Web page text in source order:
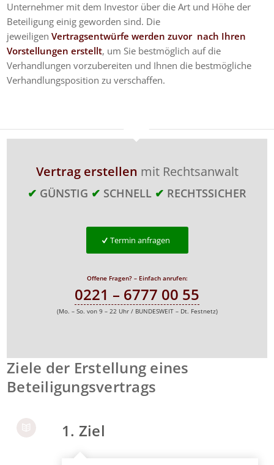
Unternehmer mit dem Investor über die Art und Höhe der
Beteiligung einig geworden sind. Die
jeweiligenVertragsentwürfe werden zuvor nach Ihren
Vorstellungen erstellt, um Sie bestmöglich auf die
Verhandlungen vorzubereiten und Ihnen die bestmögliche
Verhandlungsposition zu verschaffen.
Vertrag erstellen mit Rechtsanwalt
✔ GÜNSTIG ✔ SCHNELL ✔ RECHTSSICHER
Termin anfragen
Offene Fragen? – Einfach anrufen:
0221 – 6777 00 55
(Mo. – So. von 9 – 22 Uhr / BUNDESWEIT – Dt. Festnetz)
Ziele der Erstellung eines
Beteiligungsvertrags
1. Ziel